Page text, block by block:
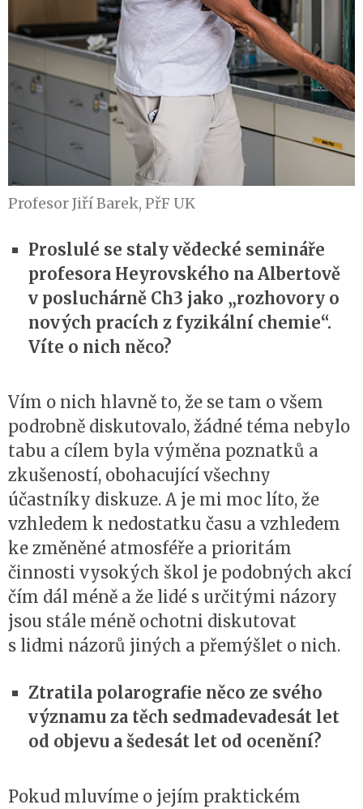
Profesor Jiří Barek, PřF UK
Proslulé se staly vědecké semináře
profesora Heyrovského na Albertově
v posluchárně Ch3 jako „rozhovory o
nových pracích z fyzikální chemie“.
Víte o nich něco?
Vím o nich hlavně to, že se tam o všem
podrobně diskutovalo, žádné téma nebylo
tabu a cílem byla výměna poznatků a
zkušeností, obohacující všechny
účastníky diskuze. A je mi moc líto, že
vzhledem k nedostatku času a vzhledem
ke změněné atmosféře a prioritám
činnosti vysokých škol je podobných akcí
čím dál méně a že lidé s určitými názory
jsou stále méně ochotni diskutovat
s lidmi názorů jiných a přemýšlet o nich.
Ztratila polarografie něco ze svého
významu za těch sedmadevadesát let
od objevu a šedesát let od ocenění?
Pokud mluvíme o jejím praktickém